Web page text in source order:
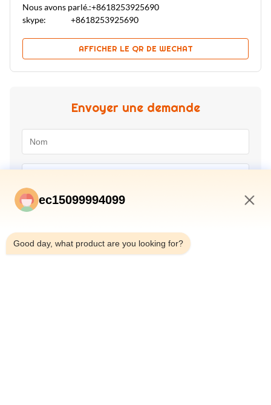
Nous avons parlé.:+8618253925690
skype:
+8618253925690
AFFICHER LE QR DE WECHAT
Envoyer une demande
ec15099994099
Good day, what product are you looking for?